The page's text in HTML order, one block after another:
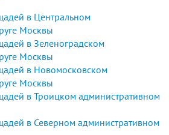
в Центральном
Москвы
в Зеленоградском
Москвы
в Новомосковском
Москвы
в Троицком административном
в Северном административном